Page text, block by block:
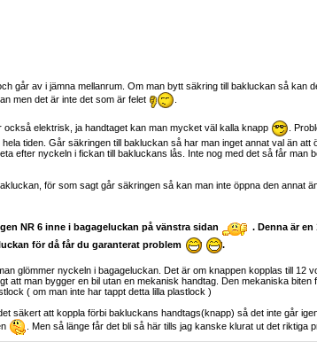
går av i jämna mellanrum. Om man bytt säkring till bakluckan så kan
men det är inte det som är felet
elektrisk, ja handtaget kan man mycket väl kalla knapp
.
tiden. Går säkringen till bakluckan så har man inget annat val än att
efter nyckeln i fickan till bakluckans lås. Inte nog med det så får man
för som sagt går säkringen så kan man inte öppna den annat
NR 6 inne i bagageluckan på vänstra sidan
. Denna är en
för då får du garanterat problem
.
glömmer nyckeln i bagageluckan. Det är om knappen kopplas till 12
att man bygger en bil utan en mekanisk handtag. Den mekaniska biten
( om man inte har tappt detta lilla plastlock )
säkert att koppla förbi bakluckans handtags(knapp) så det inte går
. Men så länge får det bli så här tills jag kanske klurat ut det riktiga